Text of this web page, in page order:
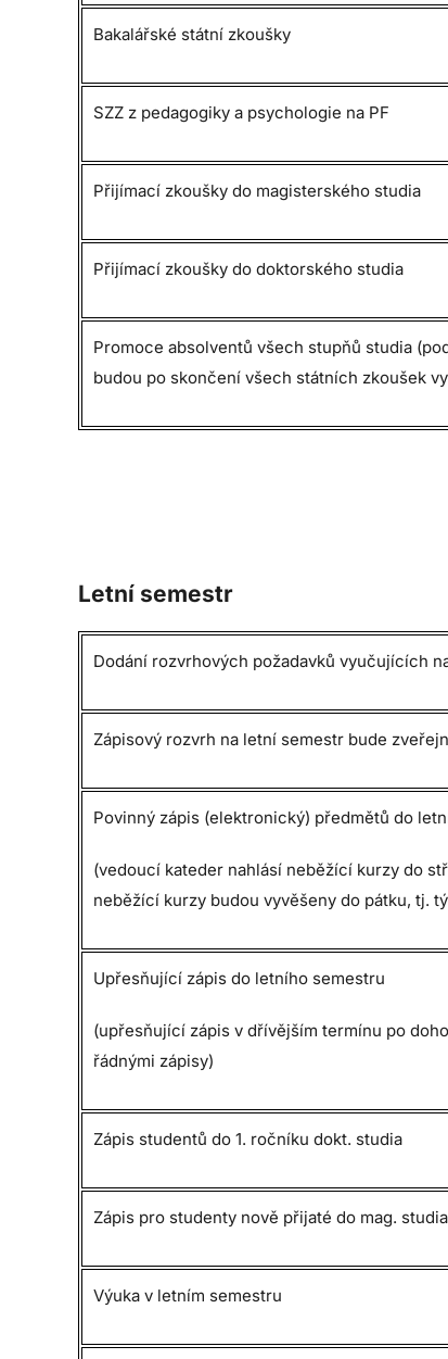
Bakalářské státní zkoušky
SZZ z pedagogiky a psychologie na PF
Přijímací zkoušky do magisterského studia
Přijímací zkoušky do doktorského studia
Promoce absolventů všech stupňů studia
budou po skončení všech státních zkoušek
Letní semestr
Dodání rozvrhových požadavků vyučujících
Zápisový rozvrh na letní semestr bude
Povinný zápis (elektronický) předmětů do
(vedoucí kateder nahlásí neběžící kurzy do
neběžící kurzy budou vyvěšeny do pátku, tj.
Upřesňující zápis do letního semestru
(upřesňující zápis v dřívějším termínu po
řádnými zápisy)
Zápis studentů do 1. ročníku dokt. studia
Zápis pro studenty nově přijaté do mag.
Výuka v letním semestru